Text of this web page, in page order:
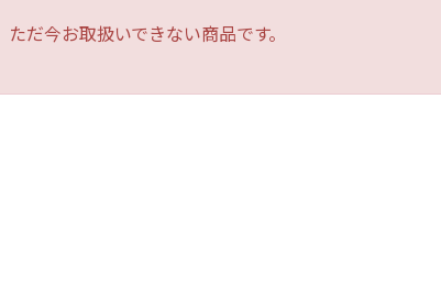
だ今お取扱いできない商品です。